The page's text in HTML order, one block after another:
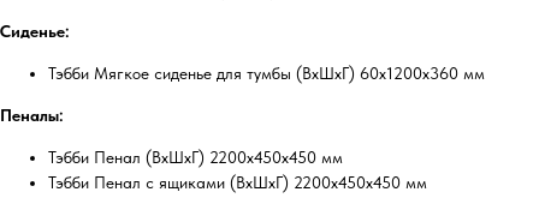
Сиденье:
Тэбби Мягкое сиденье для тумбы (ВхШхГ) 60х1200х360 мм
Пеналы:
Тэбби Пенал (ВхШхГ) 2200х450х450 мм
Тэбби Пенал с ящиками (ВхШхГ) 2200х450х450 мм